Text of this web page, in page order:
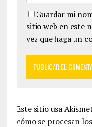
Guardar mi
sitio web en este
vez que haga un
Este sitio usa
cómo se procesan